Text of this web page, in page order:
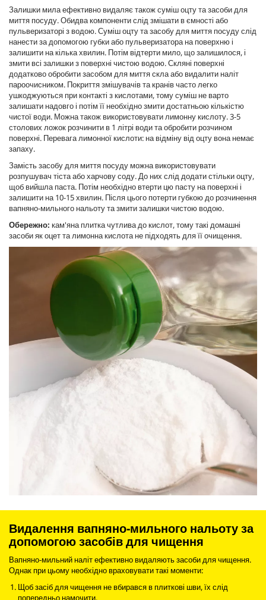
Залишки мила ефективно видаляє також суміш оцту та засоби для
миття посуду. Обидва компоненти слід змішати в ємності або
пульверизаторі з водою. Суміш оцту та засобу для миття посуду слід
нанести за допомогою губки або пульверизатора на поверхню і
залишити на кілька хвилин. Потім відтерти мило, що залишилося, і
змити всі залишки з поверхні чистою водою. Скляні поверхні
додатково обробити засобом для миття скла або видалити наліт
пароочисником. Покриття змішувачів та кранів часто легко
ушкоджуються при контакті з кислотами, тому суміш не варто
залишати надовго і потім її необхідно змити достатньою кількістю
чистої води. Можна також використовувати лимонну кислоту. 3-5
столових ложок розчинити в 1 літрі води та обробити розчином
поверхні. Перевага лимонної кислоти: на відміну від оцту вона немає
запаху.
Замість засобу для миття посуду можна використовувати
розпушувач тіста або харчову соду. До них слід додати стільки оцту,
щоб вийшла паста. Потім необхідно втерти цю пасту на поверхні і
залишити на 10-15 хвилин. Після цього потерти губкою до розчинення
вапняно-мильного нальоту та змити залишки чистою водою.
Обережно: кам'яна плитка чутлива до кислот, тому такі домашні
засоби як оцет та лимонна кислота не підходять для її очищення.
Видалення вапняно-мильного нальоту за
допомогою засобів для чищення
Вапняно-мильний наліт ефективно видаляють засоби для чищення.
Однак при цьому необхідно враховувати такі моменти:
Щоб засіб для чищення не вбирався в плиткові шви, їх слід
попередньо намочити.